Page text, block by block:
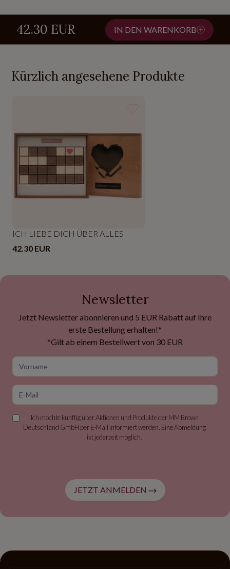
42.30 EUR IN DEN WARENKORB
Kürzlich angesehene Produkte
ICH LIEBE DICH ÜBER ALLES
42.30 EUR
Newsletter
Jetzt Newsletter abonnieren und 5 EUR Rabatt auf Ihre
erste Bestellung erhalten!*
*Gilt ab einem Bestellwert von 30 EUR
Ich möchte künftig über Aktionen und Produkte der MM Brown
Deutschland GmbH per E-Mail informiert werden. Eine Abmeldung
ist jederzeit möglich.
JETZT ANMELDEN